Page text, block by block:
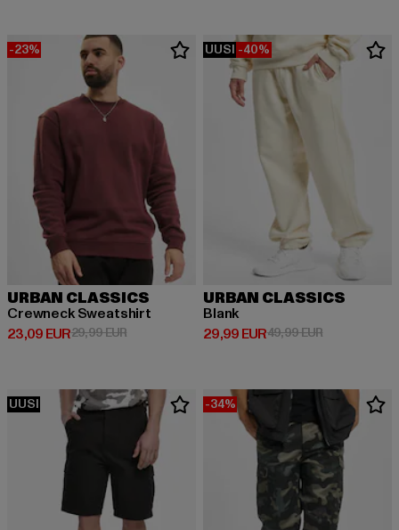
-23%
URBAN CLASSICS
Crewneck Sweatshirt
23,09 EUR
Ajankohtainen hinta: 23,09 EUR
29,99 EURKampanjahinta: 29,99 EUR
UUSI -40%
URBAN CLASSICS
Blank
29,99 EUR
Ajankohtainen hinta: 29,99 EUR
49,99 EUR
UUSI -34%